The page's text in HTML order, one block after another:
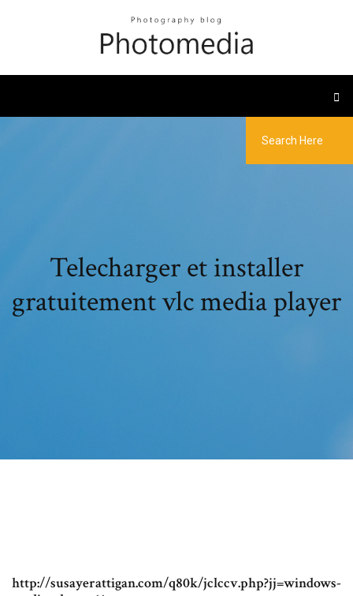
Telecharger et installer
gratuitement vlc media player
http://susayerattigan.com/q80k/jclccv.php?jj=windows-